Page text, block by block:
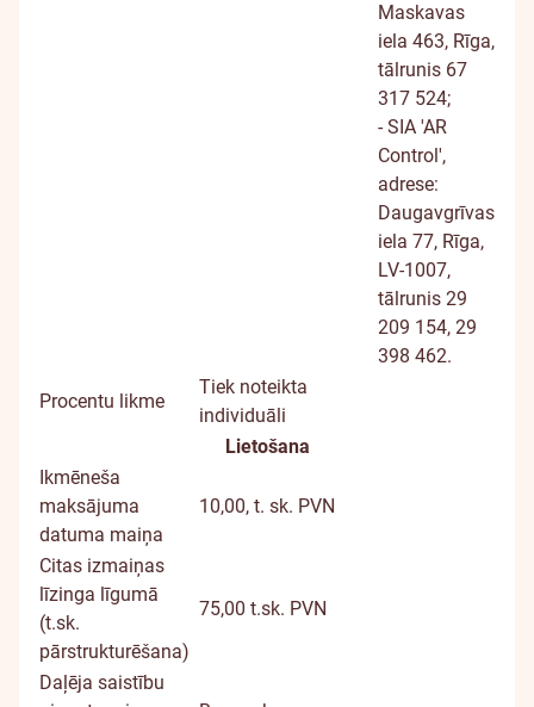
Maskavas
iela 463, Rīga,
tālrunis 67
317 524;
- SIA 'AR
Control',
adrese:
Daugavgrīvas
iela 77, Rīga,
LV-1007,
tālrunis 29
209 154, 29
398 462.
Procentu likme
Tiek noteikta
individuāli
Lietošana
Ikmēneša
maksājuma
datuma maiņa
10,00, t. sk. PVN
Citas izmaiņas
līzinga līgumā
(t.sk.
pārstrukturēšana)
75,00 t.sk. PVN
Daļēja saistību